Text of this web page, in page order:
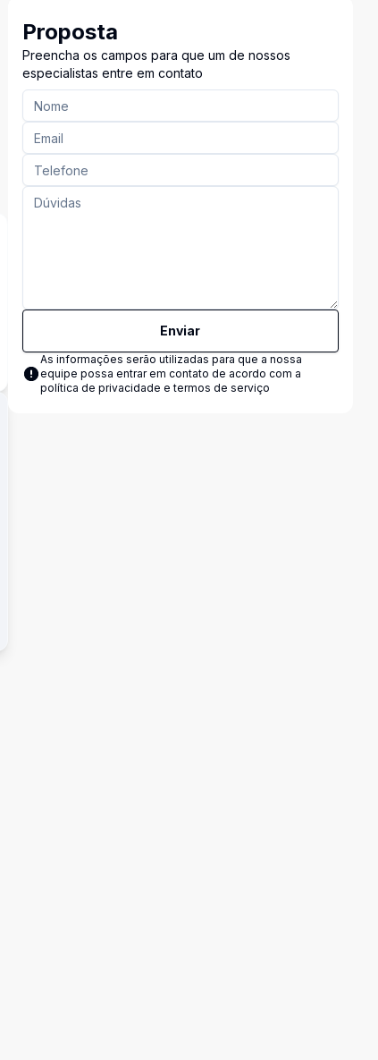
Proposta
Preencha os campos para que um de nossos
especialistas entre em contato
Enviar
As informações serão utilizadas para que a nossa
equipe possa entrar em contato de acordo com a
política de privacidade e termos de serviço